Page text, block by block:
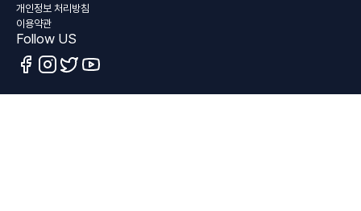
개인정보 처리방침
이용약관
Follow US